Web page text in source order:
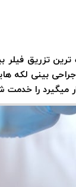
تزریق فیلر
بینی لکه
میگیرد را